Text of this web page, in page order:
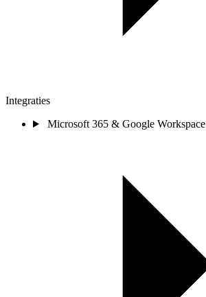
Integraties
Microsoft 365 & Google Workspace